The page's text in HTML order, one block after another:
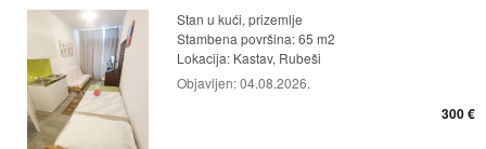
Stan u kući, prizemlje
Stambena površina: 65 m2
Lokacija: Kastav, Rubeši
Objavljen:04.08.2026.
300 €